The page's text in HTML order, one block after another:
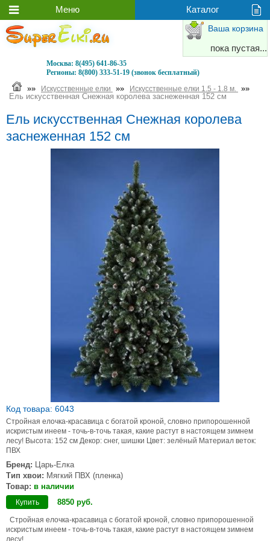
Москва: 8(495) 641-86-35
Регионы: 8(800) 333-51-19 (звонок бесплатный)
Ваша корзина
пока пустая...
»» Искусственные елки »» Искусственные елки 1.5 - 1.8 м. »»
Ель искусственная Снежная королева заснеженная 152 см
Ель искусственная Снежная королева
заснеженная 152 см
Код товара: 6043
Стройная елочка-красавица с богатой кроной, словно припорошенной
искристым инеем - точь-в-точь такая, какие растут в настоящем зимнем
лесу! Высота: 152 см Декор: снег, шишки Цвет: зелёный Материал веток:
ПВХ
Бренд: Царь-Елка
Тип хвои: Мягкий ПВХ (пленка)
Товар: в наличии
Купить 8850 руб.
Стройная елочка-красавица с богатой кроной, словно припорошенной
искристым инеем - точь-в-точь такая, какие растут в настоящем зимнем
лесу!